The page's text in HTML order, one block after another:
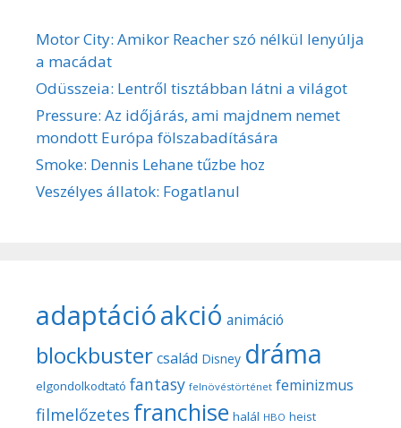
Motor City: Amikor Reacher szó nélkül lenyúlja
a macádat
Odüsszeia: Lentről tisztábban látni a világot
Pressure: Az időjárás, ami majdnem nemet
mondott Európa fölszabadítására
Smoke: Dennis Lehane tűzbe hoz
Veszélyes állatok: Fogatlanul
adaptációakció animáció
blockbustercsalád Disney dráma
elgondolkodtató fantasy felnövéstörténet feminizmus
filmelőzetes franchise halál HBO heist